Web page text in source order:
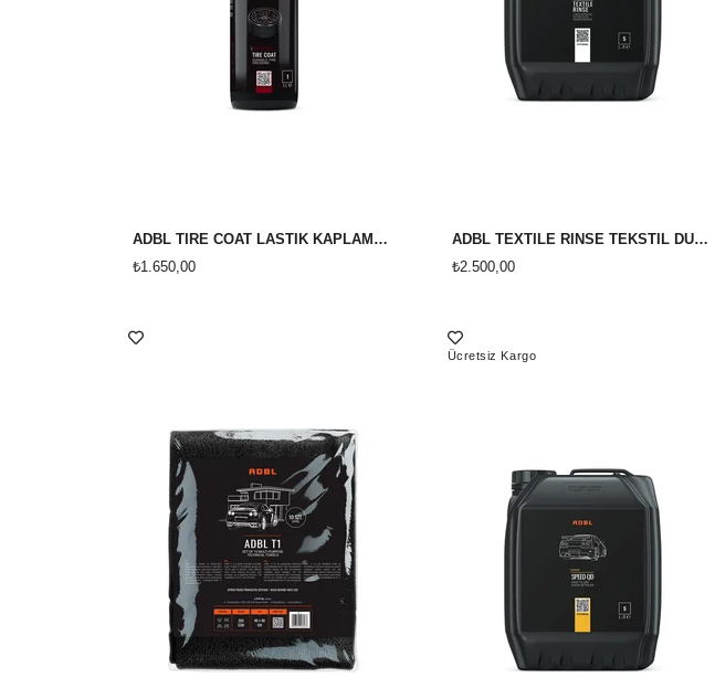
ADBL TİRE COAT LASTİK KAPLAMASI 1 LİTRE
₺1.650,00
ADBL TEXTİLE RİNSE TEKSTİL DURULAMA TEMZİLEME DETERJANI 5 LİTRE
₺2.500,00
Ücretsiz Kargo